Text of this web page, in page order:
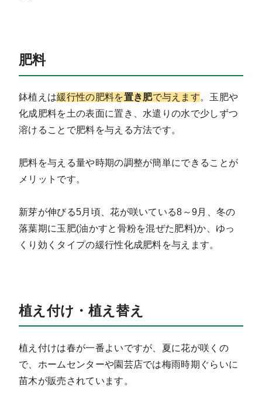
肥料
鉢植えは緩行性の肥料を置き肥で与えます。玉肥や
化成肥料を土の表面に置き、水遣りの水で少しずつ
溶けることで肥料を与える方法です。
肥料を与える量や時期の調整が簡単にできることが
メリットです。
新芽が伸びる5月頃、花が咲いている8～9月、冬の
落葉期に玉肥(油かすと骨粉を混ぜた肥料)か、ゆっ
くり効くタイプの緩行性化成肥料を与えます。
植え付け・植え替え
植え付けは春が一番よいですが、夏に花が咲くの
で、ホームセンターや園芸店では梅雨時期ぐらいに
苗木が販売されています。